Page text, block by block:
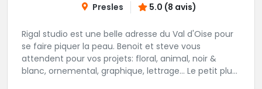
Presles 5.0 (8 avis)
Rigal studio est une belle adresse du Val d'Oise pour
se faire piquer la peau. Benoit et steve vous
attendent pour vos projets: floral, animal, noir &
blanc, ornemental, graphique, lettrage... Le petit plus